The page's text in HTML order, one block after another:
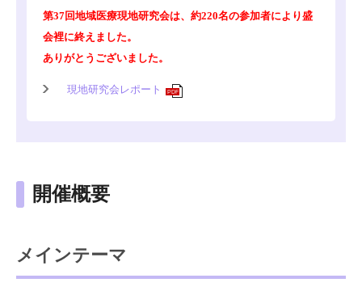
第37回地域医療現地研究会は、約220名の参加者により盛
会裡に終えました。
ありがとうございました。
現地研究会レポート PDF
開催概要
メインテーマ